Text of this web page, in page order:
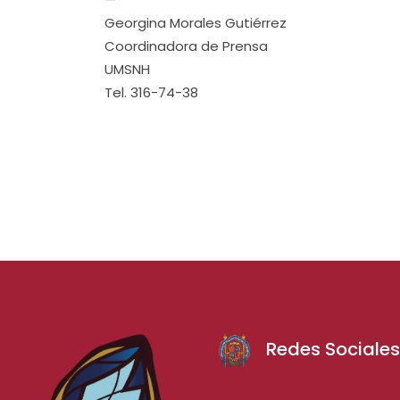
Georgina Morales Gutiérrez
Coordinadora de Prensa
UMSNH
Tel. 316-74-38
Redes Sociales